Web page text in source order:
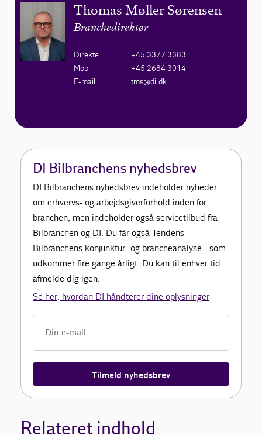
Thomas Møller Sørensen
Branchedirektør
Direkte
+45 3377 3383
Mobil
+45 2684 3014
E-mail
tms@di.dk
DI Bilbranchens nyhedsbrev
DI Bilbranchens nyhedsbrev indeholder nyheder
om erhvervs- og arbejdsgiverforhold inden for
branchen, men indeholder også servicetilbud fra
Bilbranchen og DI. Du får også Tendens -
Bilbranchens konjunktur- og brancheanalyse - som
udkommer fire gange årligt. Du kan til enhver tid
afmelde dig igen.
Se her, hvordan DI håndterer dine oplysninger
Tilmeld nyhedsbrev
Relateret indhold